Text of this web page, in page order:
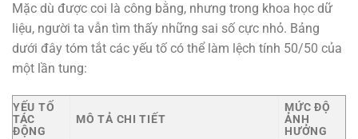
Mặc dù được coi là công bằng, nhưng trong khoa học dữ
liệu, người ta vẫn tìm thấy những sai số cực nhỏ. Bảng
dưới đây tóm tắt các yếu tố có thể làm lệch tính 50/50 của
một lần tung:
YẾU TỐ
TÁC
ĐỘNG
MÔ TẢ CHI TIẾT
MỨC ĐỘ
ẢNH
HƯỞNG